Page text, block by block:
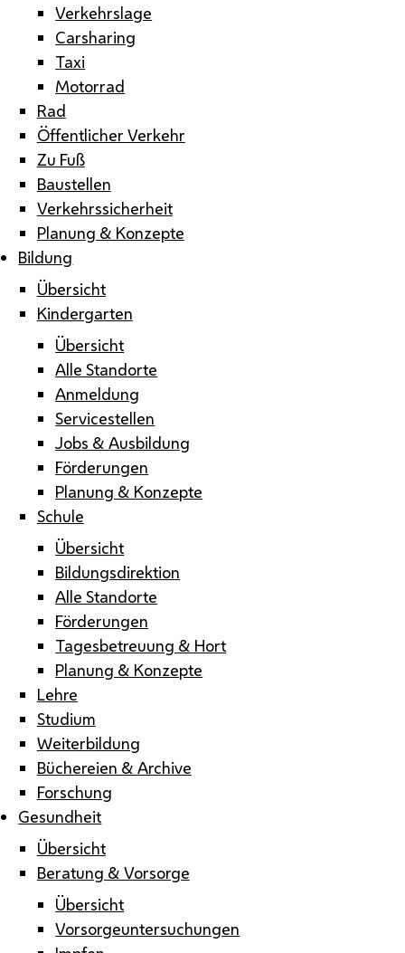
Verkehrslage
Carsharing
Taxi
Motorrad
Rad
Öffentlicher Verkehr
Zu Fuß
Baustellen
Verkehrssicherheit
Planung & Konzepte
Bildung
Übersicht
Kindergarten
Übersicht
Alle Standorte
Anmeldung
Servicestellen
Jobs & Ausbildung
Förderungen
Planung & Konzepte
Schule
Übersicht
Bildungsdirektion
Alle Standorte
Förderungen
Tagesbetreuung & Hort
Planung & Konzepte
Lehre
Studium
Weiterbildung
Büchereien & Archive
Forschung
Gesundheit
Übersicht
Beratung & Vorsorge
Übersicht
Vorsorgeuntersuchungen